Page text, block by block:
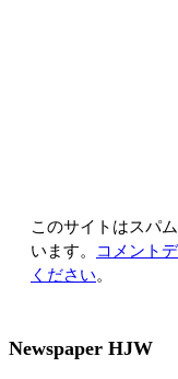
このサイトはスパ
います。 コメント
ください。
Newspaper HJW